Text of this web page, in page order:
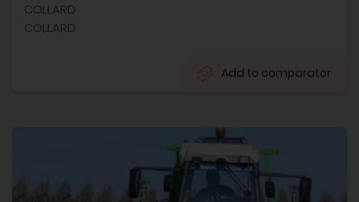
COLLARD
COLLARD
Add to comparator